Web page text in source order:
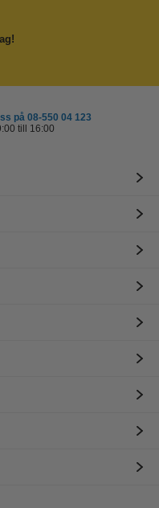
på 08-550 04 123
till 16:00